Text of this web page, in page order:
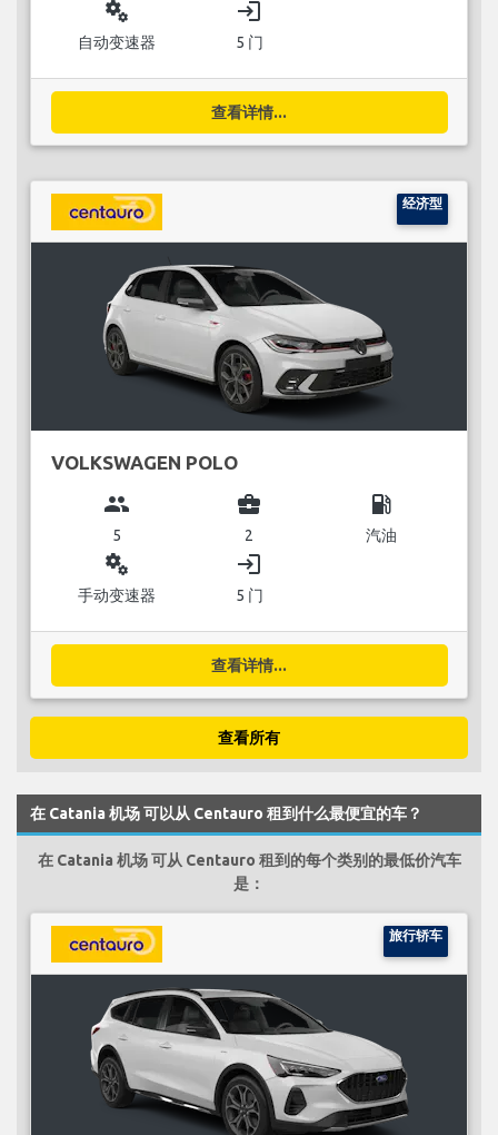
miscellaneous_services
自动变速器
login
5 门
查看详情...
经济型
VOLKSWAGEN POLO
group
5
business_center
2
local_gas_station
汽油
miscellaneous_services
手动变速器
login
5 门
查看详情...
查看所有
在 Catania 机场 可以从 Centauro 租到什么最便宜的车？
在 Catania 机场 可从 Centauro 租到的每个类别的最低价汽车
是：
旅行轿车